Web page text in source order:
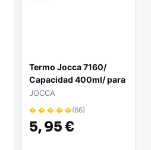
Termo Jocca 7160/
Capacidad 400ml/ para
líquidos
JOCCA
� � � � �(66)
5,95 €